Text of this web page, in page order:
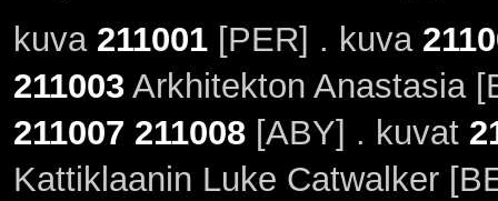
kuva 211001[PER] . kuva
211003Arkhitekton Anastasia
211007 211008[ABY] . kuvat
Kattiklaanin Luke Catwalker